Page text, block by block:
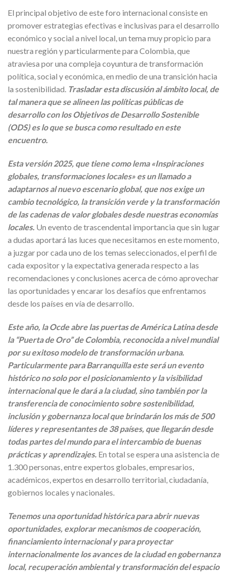
El principal objetivo de este foro internacional consiste en
promover estrategias efectivas e inclusivas para el desarrollo
económico y social a nivel local, un tema muy propicio para
nuestra región y particularmente para Colombia, que
atraviesa por una compleja coyuntura de transformación
política, social y económica, en medio de una transición hacia
la sostenibilidad. Trasladar esta discusión al ámbito local, de
tal manera que se alineen las políticas públicas de
desarrollo con los Objetivos de Desarrollo Sostenible
(ODS) es lo que se busca como resultado en este
encuentro.
Esta versión 2025, que tiene como lema «Inspiraciones
globales, transformaciones locales» es un llamado a
adaptarnos al nuevo escenario global, que nos exige un
cambio tecnológico, la transición verde y la transformación
de las cadenas de valor globales desde nuestras economías
locales. Un evento de trascendental importancia que sin lugar
a dudas aportará las luces que necesitamos en este momento,
a juzgar por cada uno de los temas seleccionados, el perfil de
cada expositor y la expectativa generada respecto a las
recomendaciones y conclusiones acerca de cómo aprovechar
las oportunidades y encarar los desafíos que enfrentamos
desde los países en vía de desarrollo.
Este año, la Ocde abre las puertas de América Latina desde
la “Puerta de Oro” de Colombia, reconocida a nivel mundial
por su exitoso modelo de transformación urbana.
Particularmente para Barranquilla este será un evento
histórico no solo por el posicionamiento y la visibilidad
internacional que le dará a la ciudad, sino también por la
transferencia de conocimiento sobre sostenibilidad,
inclusión y gobernanza local que brindarán los más de 500
líderes y representantes de 38 países, que llegarán desde
todas partes del mundo para el intercambio de buenas
prácticas y aprendizajes. En total se espera una asistencia de
1.300 personas, entre expertos globales, empresarios,
académicos, expertos en desarrollo territorial, ciudadanía,
gobiernos locales y nacionales.
Tenemos una oportunidad histórica para abrir nuevas
oportunidades, explorar mecanismos de cooperación,
financiamiento internacional y para proyectar
internacionalmente los avances de la ciudad en gobernanza
local, recuperación ambiental y transformación del espacio